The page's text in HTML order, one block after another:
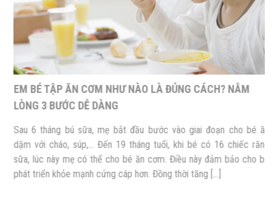
EM BÉ TẬP ĂN CƠM NHƯ NÀO LÀ ĐÚNG CÁCH? NẰM
LÒNG 3 BƯỚC DỄ DÀNG
Sau 6 tháng bú sữa, mẹ bắt đầu bước vào giai đoạn cho bé ăn
dặm với cháo, súp,… Đến 19 tháng tuổi, khi bé có 16 chiếc răng
sữa, lúc này mẹ có thể cho bé ăn cơm. Điều này đảm bảo cho bé
phát triển khỏe mạnh cứng cáp hơn. Đồng thời tăng […]